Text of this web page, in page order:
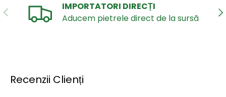
ANTERIOR
IMPORTATORI DIRECȚI
Aducem pietrele direct de la sursă
Recenzii Clienți